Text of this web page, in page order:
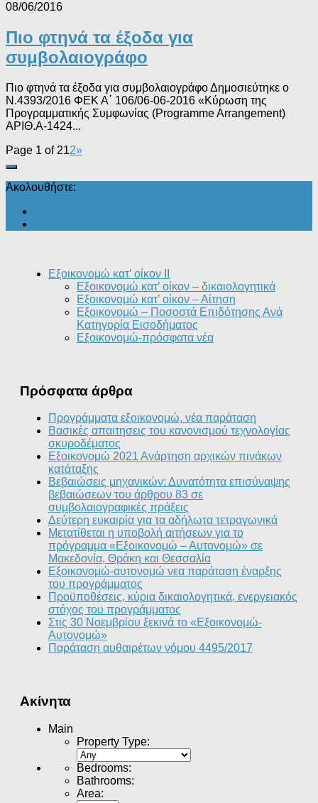
08/06/2016
Πιο φτηνά τα έξοδα για
συμβολαιογράφο
Πιο φτηνά τα έξοδα για συμβολαιογράφο Δημοσιεύτηκε ο
Ν.4393/2016 ΦΕΚ Α΄ 106/06-06-2016 «Κύρωση της
Προγραμματικής Συμφωνίας (Programme Arrangement)
ΑΡΙΘ.Α-1424...
Page 1 of 212»
Ακολουθήστε:
Εξοικονομώ κατ’ οίκον II
Εξοικονομώ κατ’ οίκον – δικαιολογητικά
Εξοικονομώ κατ’ οίκον – Αίτηση
Εξοικονομώ – Ποσοστά Επιδότησης Ανά
Κατηγορία Εισοδήματος
Εξοικονομώ-πρόσφατα νέα
Πρόσφατα άρθρα
Προγράμματα εξοικονομώ, νέα παράταση
Βασικές απαιτησεις του κανονισμού τεχνολογίας
σκυροδέματος
Εξοικονομώ 2021 Ανάρτηση αρχικών πινάκων
κατάταξης
Βεβαιώσεις μηχανικών: Δυνατότητα επισύναψης
βεβαιώσεων του άρθρου 83 σε
συμβολαιογραφικές πράξεις
Δεύτερη ευκαιρία για τα αδήλωτα τετραγωνικά
Μετατίθεται η υποβολή αιτήσεων για το
πρόγραμμα «Εξοικονομώ – Αυτονομώ» σε
Μακεδονία, Θράκη και Θεσσαλία
Εξοικονομώ-αυτονομώ νεα παράταση έναρξης
του προγράμματος
Προϋποθέσεις, κύρια δικαιολογητικά, ενεργειακός
στόχος του προγράμματος
Στις 30 Νοεμβρίου ξεκινά το «Εξοικονομώ-
Αυτονομώ»
Παράταση αυθαιρέτων νόμου 4495/2017
Ακίνητα
Main
Property Type:
Bedrooms:
Bathrooms:
Area: